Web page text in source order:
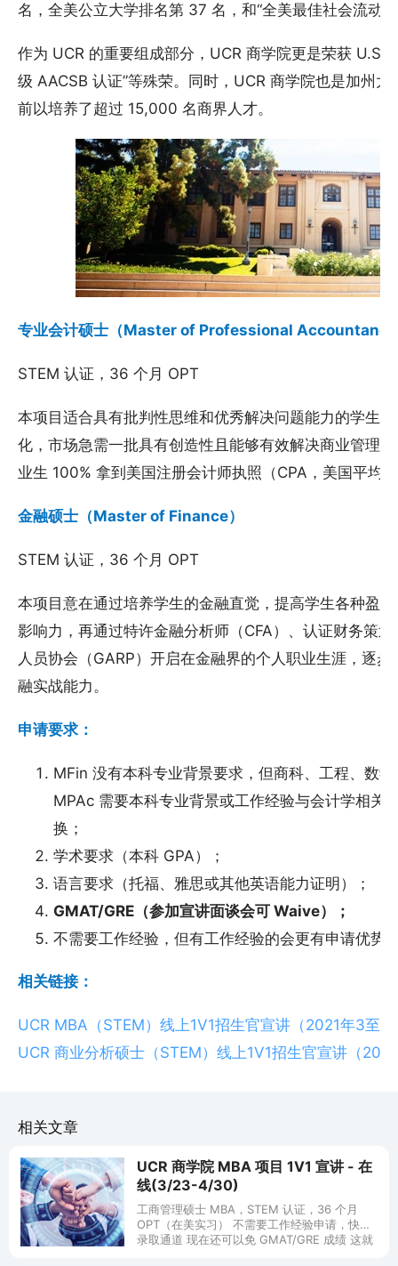
名，全美公立大学排名第 37 名，和“全美最佳社会流动
作为 UCR 的重要组成部分，UCR 商学院更是荣获
级 AACSB 认证”等殊荣。同时，UCR 商学院也是加州
前以培养了超过 15,000 名商界人才。
专业会计硕士（Master of Professional
STEM 认证，36 个月 OPT
本项目适合具有批判性思维和优秀解决问题能力的学生
化，市场急需一批具有创造性且能够有效解决商业管理
业生 100% 拿到美国注册会计师执照（CPA，美国平均
金融硕士（Master of Finance）
STEM 认证，36 个月 OPT
本项目意在通过培养学生的金融直觉，提高学生各种盈
影响力，再通过特许金融分析师（CFA）、认证财务策
人员协会（GARP）开启在金融界的个人职业生涯，逐
融实战能力。
申请要求：
MFin 没有本科专业背景要求，但商科、工程、数
MPAc 需要本科专业背景或工作经验与会计学相关
换；
学术要求（本科 GPA）；
语言要求（托福、雅思或其他英语能力证明）；
GMAT/GRE（参加宣讲面谈会可 Waive）；
不需要工作经验，但有工作经验的会更有申请优势
相关链接：
UCR MBA（STEM）线上1V1招生官宣讲（2021年3至4
UCR 商业分析硕士（STEM）线上1V1招生官宣讲（
相关文章
UCR 商学院 MBA 项目 1V1 宣讲 - 在
线(3/23-4/30)
工商管理硕士 MBA，STEM 认证，36 个月
OPT（在美实习） 不需要工作经验申请，快速
录取通道 现在还可以免 GMAT/GRE 成绩 这就